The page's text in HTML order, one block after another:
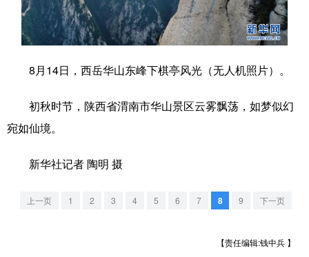
法律 中央文件 金融 汽车
食品 人居 信息化 数字经济
学术中国 乡村振兴 银龄 溯源中国
彩票
8月14日，西岳华山东峰下棋亭风光（无人机照片）。
初秋时节，陕西省渭南市华山景区云雾飘荡，如梦似幻
宛如仙境。
新华社记者 陶明 摄
上一页 1 2 3 4 5 6 7 8 9 下一页
【责任编辑:钱中兵 】